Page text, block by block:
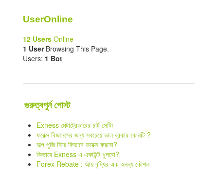
UserOnline
12 Users Online
1 UserBrowsing This Page.
Users: 1 Bot
গুরুত্বপুর্ন পোস্ট
Exness মেটাট্রেডারের চার্ট সেটিং
ফরেক্স বিজনেসের জন্য সবচেয়ে ভাল ব্রকার কোনটি ?
অল্প পুজি নিয়ে কিভাবে ফরেক্স করবো?
কিভাবে Exness এ একাউন্ট খুলবো?
Forex Rebate : আয় বৃদ্ধির এক অনন্য কৌশল